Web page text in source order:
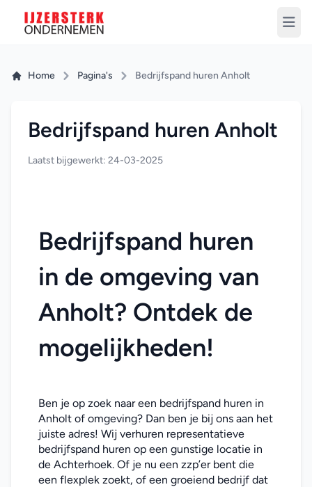
Home Pagina's Bedrijfspand huren Anholt
Bedrijfspand huren Anholt
Laatst bijgewerkt: 24-03-2025
Bedrijfspand huren
in de omgeving van
Anholt? Ontdek de
mogelijkheden!
Ben je op zoek naar een bedrijfspand huren in
Anholt of omgeving? Dan ben je bij ons aan het
juiste adres! Wij verhuren representatieve
bedrijfspand huren op een gunstige locatie in
de Achterhoek. Of je nu een zzp’er bent die
een flexplek zoekt, of een groeiend bedrijf dat